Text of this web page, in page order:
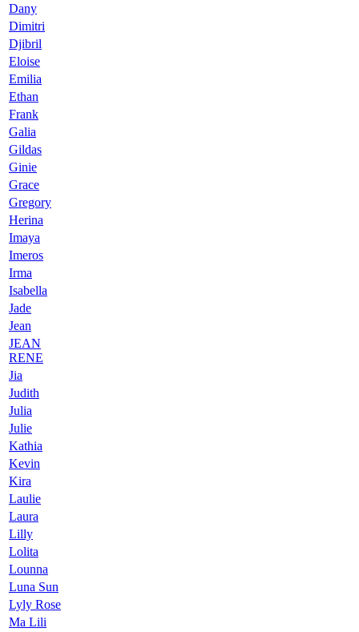
Dany
Dimitri
Djibril
Eloise
Emilia
Ethan
Frank
Galia
Gildas
Ginie
Grace
Gregory
Herina
Imaya
Imeros
Irma
Isabella
Jade
Jean
JEAN
RENE
Jia
Judith
Julia
Julie
Kathia
Kevin
Kira
Laulie
Laura
Lilly
Lolita
Lounna
Luna Sun
Lyly Rose
Ma Lili